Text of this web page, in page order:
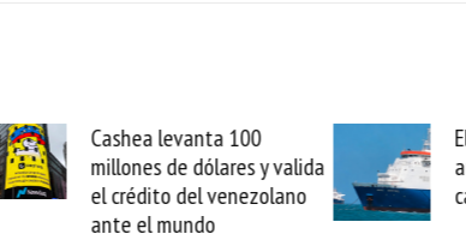
El buque Wave Sentinel
arranca la reparación del
cable de Cirion